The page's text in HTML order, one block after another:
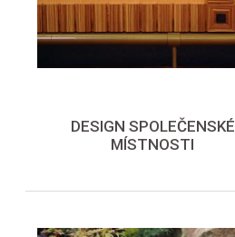
DESIGN SPOLEČENSKÉ
MÍSTNOSTI